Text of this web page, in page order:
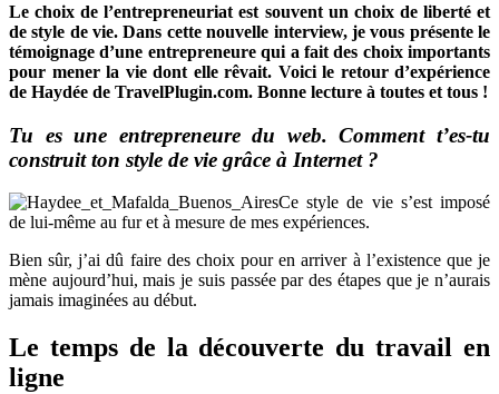
en
ligne
déterminée
Le choix de l’entrepreneuriat est souvent un choix de liberté et
de style de vie. Dans cette nouvelle interview, je vous présente le
témoignage d’une entrepreneure qui a fait des choix importants
pour mener la vie dont elle rêvait. Voici le retour d’expérience
de Haydée de TravelPlugin.com. Bonne lecture à toutes et tous !
Tu es une entrepreneure du web. Comment t’es-tu
construit ton style de vie grâce à Internet ?
Ce style de vie s’est imposé
de lui-même au fur et à mesure de mes expériences.
Bien sûr, j’ai dû faire des choix pour en arriver à l’existence que je
mène aujourd’hui, mais je suis passée par des étapes que je n’aurais
jamais imaginées au début.
Le temps de la découverte du travail en
ligne